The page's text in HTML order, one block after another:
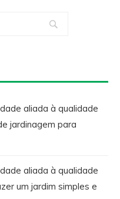
aliada à qualidade
jardinagem para
aliada à qualidade
um jardim simples e